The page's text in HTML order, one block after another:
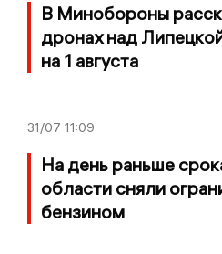
В Минобороны
дронах над
на 1 августа
31/07 11:09
На день раньше
области сняли
бензином